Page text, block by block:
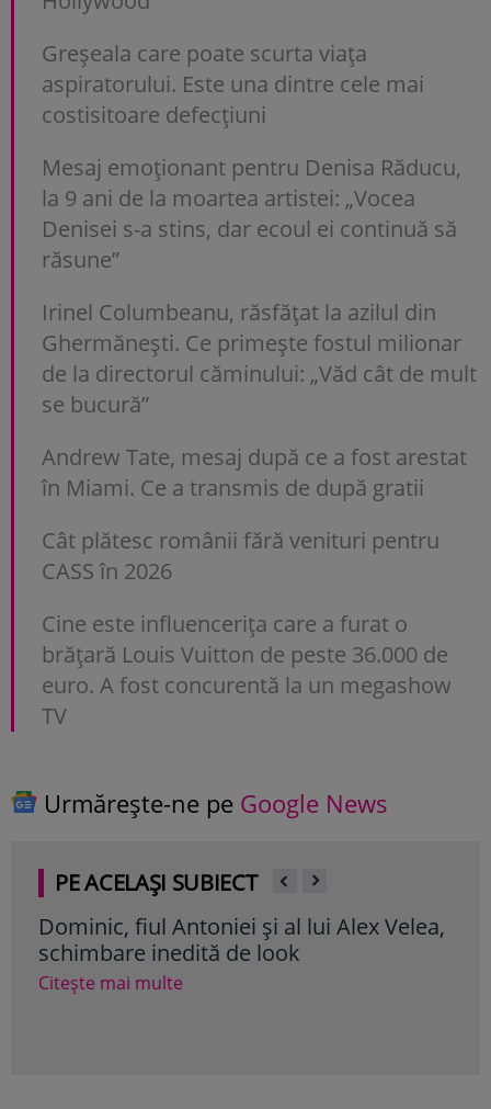
Greșeala care poate scurta viața
aspiratorului. Este una dintre cele mai
costisitoare defecțiuni
Mesaj emoționant pentru Denisa Răducu,
la 9 ani de la moartea artistei: „Vocea
Denisei s-a stins, dar ecoul ei continuă să
răsune”
Irinel Columbeanu, răsfățat la azilul din
Ghermănești. Ce primește fostul milionar
de la directorul căminului: „Văd cât de mult
se bucură”
Andrew Tate, mesaj după ce a fost arestat
în Miami. Ce a transmis de după gratii
Cât plătesc românii fără venituri pentru
CASS în 2026
Cine este influencerița care a furat o
brățară Louis Vuitton de peste 36.000 de
euro. A fost concurentă la un megashow
TV
Urmărește-ne pe Google News
PE ACELAȘI SUBIECT
Dominic, fiul Antoniei și al lui Alex Velea,
schimbare inedită de look
Citește mai multe